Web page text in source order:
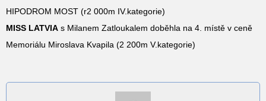
HIPODROM MOST (r2 000m IV.kategorie)
MISS LATVIA s Milanem Zatloukalem doběhla na 4. místě v ceně
Memoriálu Miroslava Kvapila (2 200m V.kategorie)